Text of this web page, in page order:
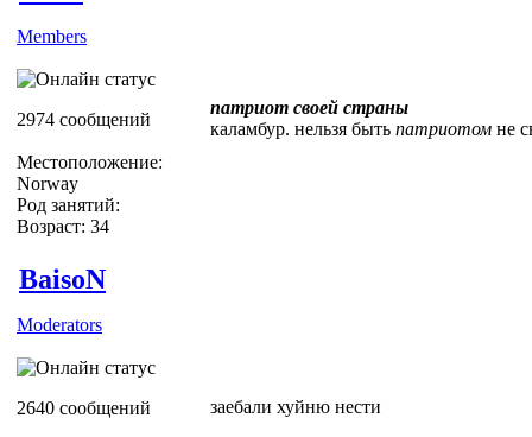
Members
2974 сообщений
Местоположение:
Norway
Род занятий:
Возраст: 34
патриот своей страны
каламбур. нельзя быть патриотом не
BaisoN
Moderators
2640 сообщений заебали хуйню нести